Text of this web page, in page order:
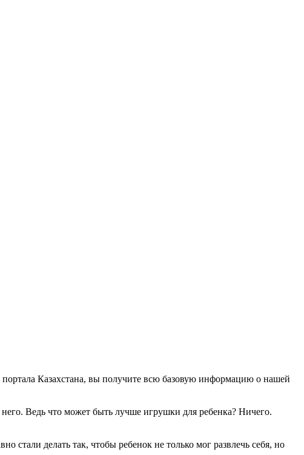
Казахстана, вы получите всю базовую информацию о нашей
Ведь что может быть лучше игрушки для ребенка? Ничего.
делать так, чтобы ребенок не только мог развлечь себя, но